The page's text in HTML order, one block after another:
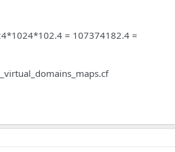
= 107374182.4 =